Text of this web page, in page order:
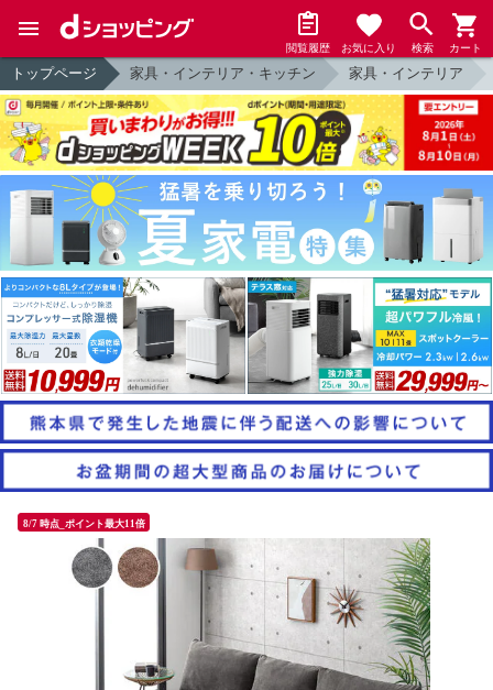
閲覧履歴 お気に入り 検索 カート
トップページ 家具・インテリア・キッチン 家具・インテリア
8/7 時点_ポイント最大11倍